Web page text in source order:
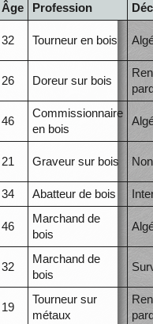
Âge Profession
32 Tourneur en bois
26 Doreur sur bois
46
Commissionnaire
en bois
21 Graveur sur bois
34 Abatteur de bois
46
Marchand de
bois
32
Marchand de
bois
19
Tourneur sur
métaux